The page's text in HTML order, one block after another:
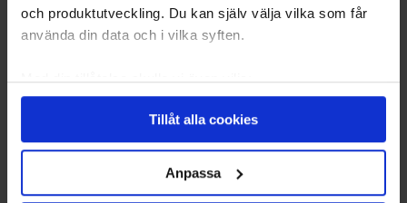
och produktutveckling. Du kan själv välja vilka som får
använda din data och i vilka syften.
Med din tillåtelse skulle vi även vilja:
som kan ha en noggrannhet på upp till flera meter
Identifiera din enhet genom att aktivt skanna den
för specifika kännetecken (fingeravtryck)
Ta reda på mer om hur dina personliga uppgifter
Tillåt alla cookies
Anpassa
Läs även
Oljekraft
Kärnkraft
Fossila bränslen